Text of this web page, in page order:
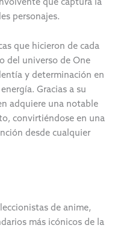
personajes.
que hicieron de cada
del universo de One
y determinación en
Gracias a su
adquiere una notable
convirtiéndose en una
desde cualquier
de anime,
más icónicos de la